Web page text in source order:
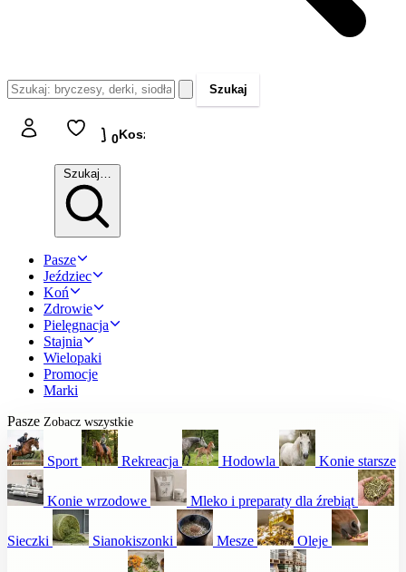
Szukaj
Koszyk 0Koszyk
Szukaj…
Pasze
Jeździec
Koń
Zdrowie
Pielęgnacja
Stajnia
Wielopaki
Promocje
Marki
Pasze Zobacz wszystkie
Sport Rekreacja Hodowla Konie starsze
Konie wrzodowe Mleko i preparaty dla źrebiąt
Sieczki Sianokiszonki Mesze Oleje